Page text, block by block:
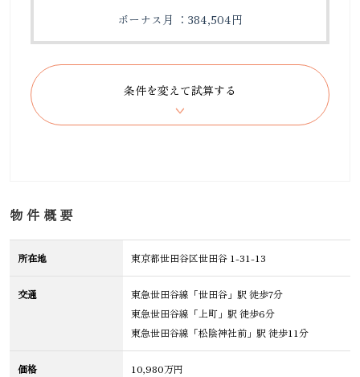
ボーナス月 ：384,504円
物件概要
所在地 東京都世田谷区世田谷 1-31-13
交通
東急世田谷線「世田谷」駅 徒歩7分
東急世田谷線「上町」駅 徒歩6分
東急世田谷線「松陰神社前」駅 徒歩11分
価格 10,980万円